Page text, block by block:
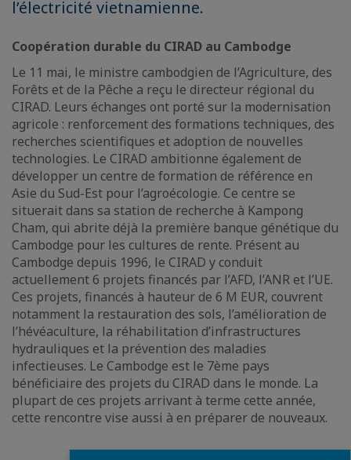
l’électricité vietnamienne.
Coopération durable du CIRAD au Cambodge
Le 11 mai, le ministre cambodgien de l’Agriculture, des
Forêts et de la Pêche a reçu le directeur régional du
CIRAD. Leurs échanges ont porté sur la modernisation
agricole : renforcement des formations techniques, des
recherches scientifiques et adoption de nouvelles
technologies. Le CIRAD ambitionne également de
développer un centre de formation de référence en
Asie du Sud-Est pour l’agroécologie. Ce centre se
situerait dans sa station de recherche à Kampong
Cham, qui abrite déjà la première banque génétique du
Cambodge pour les cultures de rente. Présent au
Cambodge depuis 1996, le CIRAD y conduit
actuellement 6 projets financés par l’AFD, l’ANR et l’UE.
Ces projets, financés à hauteur de 6 M EUR, couvrent
notamment la restauration des sols, l’amélioration de
l’hévéaculture, la réhabilitation d’infrastructures
hydrauliques et la prévention des maladies
infectieuses. Le Cambodge est le 7ème pays
bénéficiaire des projets du CIRAD dans le monde. La
plupart de ces projets arrivant à terme cette année,
cette rencontre vise aussi à en préparer de nouveaux.